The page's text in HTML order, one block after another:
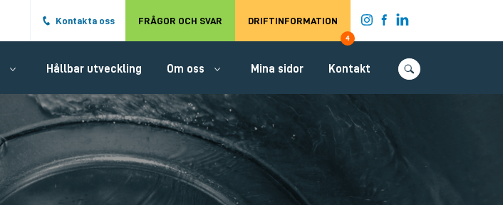
Hoppa till det huvudsakliga innehållet.
Kontakta oss FRÅGOR OCH SVAR DRIFTINFORMATION
4
Hållbar utveckling Om oss Mina sidor Kontakt